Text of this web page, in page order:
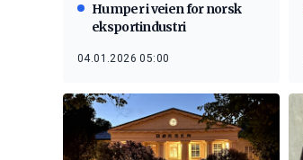
Humper i veien for norsk
eksportindustri
04.01.2026 05:00